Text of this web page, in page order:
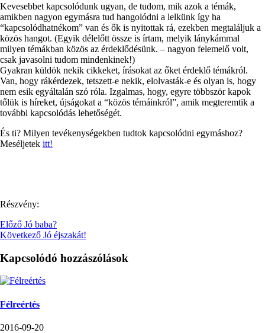
Kevesebbet kapcsolódunk ugyan, de tudom, mik azok a témák,
amikben nagyon egymásra tud hangolódni a lelkünk így ha
“kapcsolódhatnékom” van és ők is nyitottak rá, ezekben megtaláljuk a
közös hangot. (Egyik délelőtt össze is írtam, melyik lánykámmal
milyen témákban közös az érdeklődésünk. – nagyon felemelő volt,
csak javasolni tudom mindenkinek!)
Gyakran küldök nekik cikkeket, írásokat az őket érdeklő témákról.
Van, hogy rákérdezek, tetszett-e nekik, elolvasták-e és olyan is, hogy
nem esik egyáltalán szó róla. Izgalmas, hogy, egyre többször kapok
tőlük is híreket, újságokat a “közös témáinkról”, amik megteremtik a
további kapcsolódás lehetőségét.
És ti? Milyen tevékenységekben tudtok kapcsolódni egymáshoz?
Meséljetek itt!
Részvény:
Előző Jó baba?
Következő Jó éjszakát!
Kapcsolódó hozzászólások
Félreértés
2016-09-20